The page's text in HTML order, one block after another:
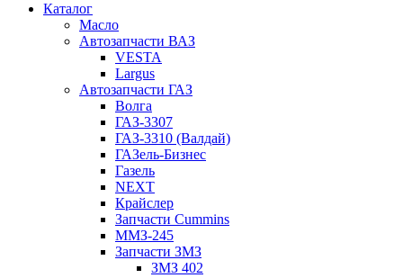
Каталог
Масло
Автозапчасти ВАЗ
VESTA
Largus
Автозапчасти ГАЗ
Волга
ГАЗ-3307
ГАЗ-3310 (Валдай)
ГАЗель-Бизнес
Газель
NEXT
Крайслер
Запчасти Cummins
ММЗ-245
Запчасти ЗМЗ
ЗМЗ 402